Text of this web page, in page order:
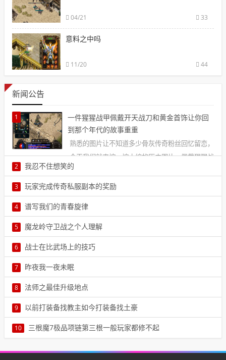
04/21 33
意料之中吗
11/20 44
新闻公告
1
一件猩猩战甲佩戴开天战刀和黄金首饰让你回
到那个年代的故事重重
熟悉的图片让不知道多少骨灰传奇粉丝回忆留恋，
今天我们就来挖一挖小编的历史图片，佩戴猩猩战
2 我忍不住想笑的
想的起来钟头刻，我见到父亲拌了一盘番茄，又拿了一杯白的颜色的
液体。正在这时白的颜色液体流出来了一点儿抓紧时2
3 玩家完成传奇私服副本的奖励
本文由小编严清宁玩家完成传奇私服副本的奖励在传奇世界私服中，
玩家接触到的每一个副本都有不同的玩法如果他们想3
4 谱写我们的青春旋律
2011.2.6，我用最短的时间看完了古巨基主演的电视剧青春旋律；
2011.2.7，我用最快的速度赶去参加高中同学的最后一4
5 魔龙岭守卫战之个人理解
本文由小编萧文雅魔龙岭守卫战之个人理解近期在一个极为巧合的情
况下个人玩到了魔龙岭守卫战，真心觉得这是一个比5
6 战士在比武场上的技巧
刀刀刺杀是刺杀的高级阶段，连续几刀的刺杀，能给对手更多的威
慑。对手知道你是技术型战士，PK技术一定不烂，心里6
7 昨夜我一夜未眠
本文由小编奕姗姗昨夜我一夜未眠在昨夜写转正材料写的天昏地暗，
今早课上弄得腰酸背痛，原料课上短信摧枯拉朽的虐7
8 法师之最佳升级地点
法师这个职业，是公认最穷。为啥呢？因为法师练级最烧钱。。- -||
所以，法师对金钱的欲望都很大，嘿嘿，比如我，我8
9 以前打装备找教主如今打装备找土豪
本文由小编渠康佳以前打装备找教主如今打装备找土豪传奇私服老玩
10 三根魔7极品项链第三根一般玩家都修不起